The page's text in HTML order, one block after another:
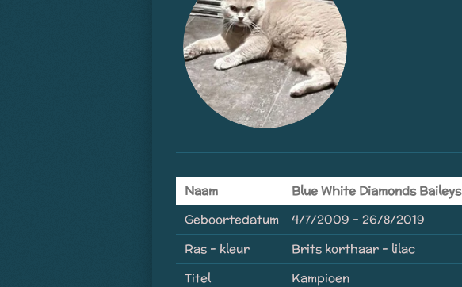
Naam
Blue White Diamonds Baileys
Geboortedatum
4/7/2009 - 26/8/2019
Ras - kleur
Brits korthaar - lilac
Titel
Kampioen